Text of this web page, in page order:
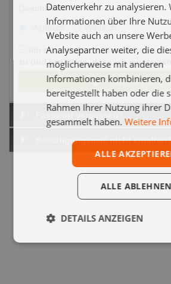
Geschlecht
Männlich
Weiblich
Ich stimme denAGB und
zu und bestätige, dass ich
Jetzt
Bestätigungsmail nicht
Datenverkehr zu analysieren.
Informationen über Ihre
Website auch an unsere
Analysepartner weiter, die
möglicherweise mit anderen
Informationen kombinieren,
bereitgestellt haben oder die
Rahmen Ihrer Nutzung ihrer
gesammelt haben. Weitere
ALLE
ALLE ABLEHNEN
DETAILS ANZEIGEN